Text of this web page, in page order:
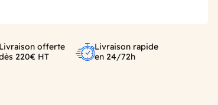
Livraison offerte
220€ HT
Livraison rapide
en 24/72h